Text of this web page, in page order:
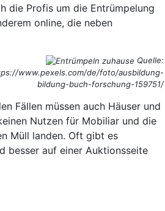
die Profis um die Entrümpelung
online, die neben
Quelle:
www.pexels.com/de/foto/ausbildung-
bildung-buch-forschung-159751/
Fällen müssen auch Häuser und
Nutzen für Mobiliar und die
Müll landen. Oft gibt es
besser auf einer Auktionsseite